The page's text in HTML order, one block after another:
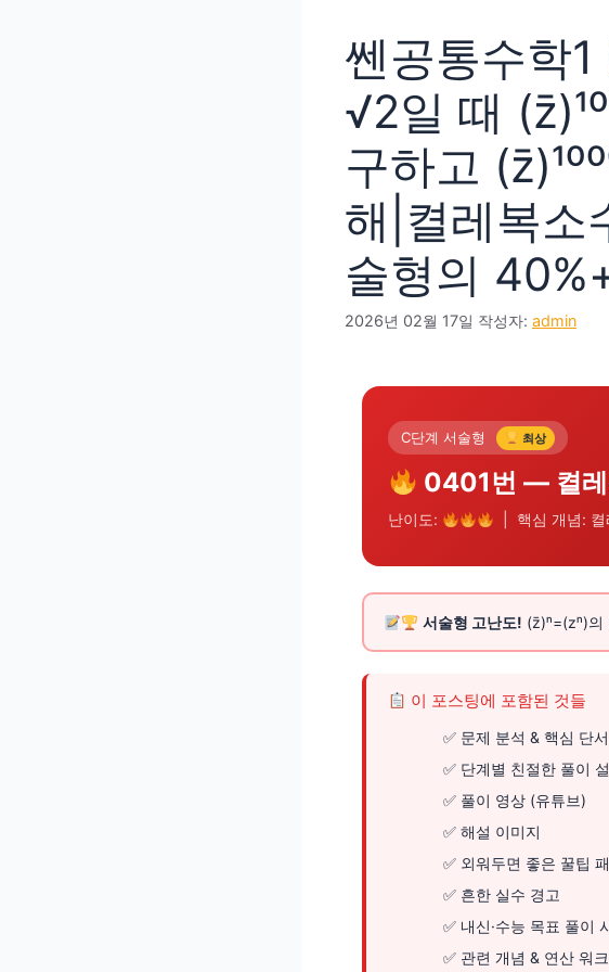
쎈공통수학
√2일 때
구하고
해|켤레복소
술형의
2026년 02월 17일 작성자: admin
C단계 서술형 최상
0401번 — 켤레
난이도: | 핵심 개념: 켤
서술형 고난도! (z̄)ⁿ=(zⁿ)의
이 포스팅에 포함된 것들
문제 분석 & 핵심 단
단계별 친절한 풀이
풀이 영상 (유튜브)
해설 이미지
외워두면 좋은 꿀팁
흔한 실수 경고
내신·수능 목표 풀이
관련 개념 & 연산 워